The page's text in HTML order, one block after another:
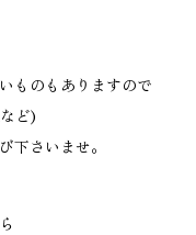
ものもありますので
ど)
下さいませ。